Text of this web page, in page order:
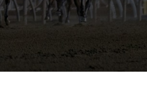
スタリオンシリーズ競走
道内の発売情報(PDF)
屋